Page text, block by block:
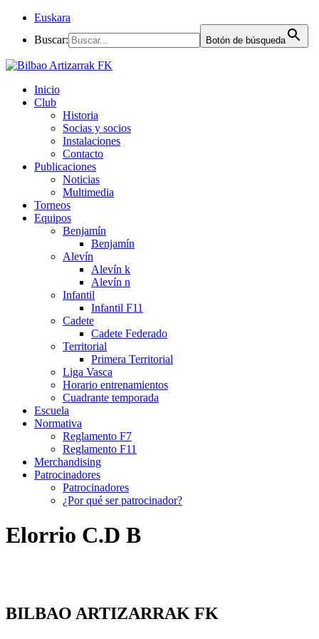
Euskara
Buscar:
Botón de búsqueda
Inicio
Club
Historia
Socias y socios
Instalaciones
Contacto
Publicaciones
Noticias
Multimedia
Torneos
Equipos
Benjamín
Benjamín
Alevín
Alevín k
Alevín n
Infantil
Infantil F11
Cadete
Cadete Federado
Territorial
Primera Territorial
Liga Vasca
Horario entrenamientos
Cuadrante temporada
Escuela
Normativa
Reglamento F7
Reglamento F11
Merchandising
Patrocinadores
Patrocinadores
¿Por qué ser patrocinador?
Elorrio C.D B
BILBAO ARTIZARRAK FK